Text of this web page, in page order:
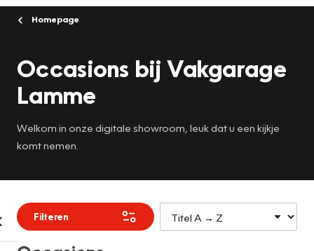
Homepage
Occasions bij Vakgarage
Lamme
Welkom in onze digitale showroom, leuk dat u een kijkje
komt nemen.
Filteren